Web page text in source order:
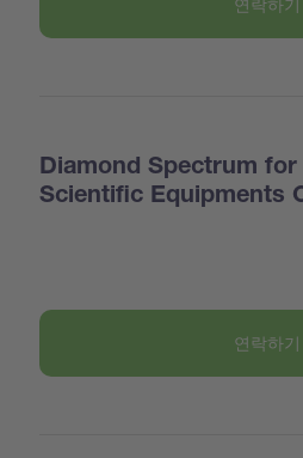
연락하기
Diamond Spectrum
Scientific Equipments
연락하기